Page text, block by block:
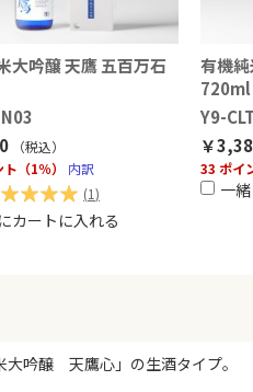
大吟醸 天鷹 五百万石
（税込）
（1％）
内訳
(1)
カートに入れる
有機
720ml
Y9-
￥
33 ポイ
一
吟醸 天鷹心」の生酒タイプ。